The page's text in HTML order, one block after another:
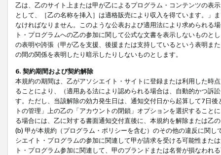
乙は、乙のサイト上または甲が乙によるプログラム・コンテンツの表
として、［乙の名称を挿入］は適格販売により収入を得ています。」
なければなりません。このような公表および適用法により求められる
ト・プログラムへの乙の参加に関して公式な文書を表示しないもの
の表明や誇張（甲が乙を支援、後援または支持しているという表明ま
の間の関係を表明したり暗示したりしないものとします。
6. 契約期間および契約解除
本規約の期間は、乙がアソシエイト・サイトに登録または利用した時
ることにより、（適用ある法により認められる場合は、自動的かつ訴
す。ただし、当該解除の効力発生日は、通知交付日から起算して7日
トの管理」上の乙の「アカウントの閉鎖」オプションを選択するこ
る場合には、乙に対する書面通知交付直後に、本規約を解除または乙
(b) 甲が本規約（プログラム・ポリシーを含む）のその他の違反に関
シエイト・プログラムの参加に関連して甲が請求を受ける可能性また
ト・プログラム参加に関連して、甲のブランドまたは名誉が損なわれ